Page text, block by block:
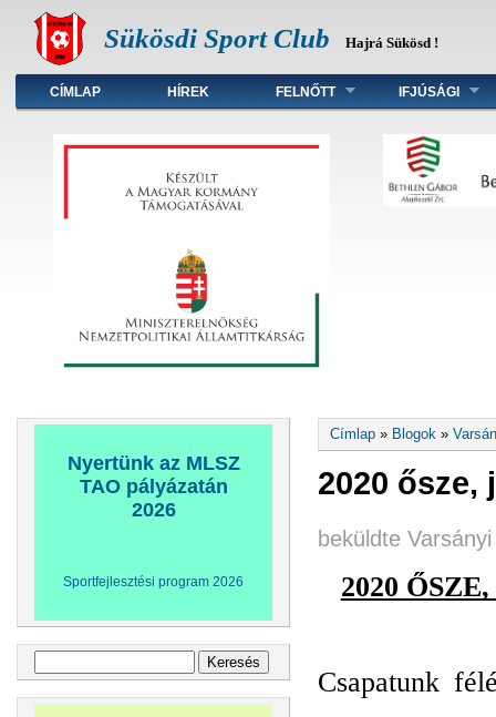
Sükösdi Sport Club Hajrá Sükösd !
Főmenü
CÍMLAP HÍREK FELNŐTT IFJÚSÁGI
Nyertünk az MLSZ
TAO pályázatán
2026
Sportfejlesztési program 2026
Jelenlegi hely
Címlap » Blogok »
2020 ősze,
beküldte
2020
Csapatunk